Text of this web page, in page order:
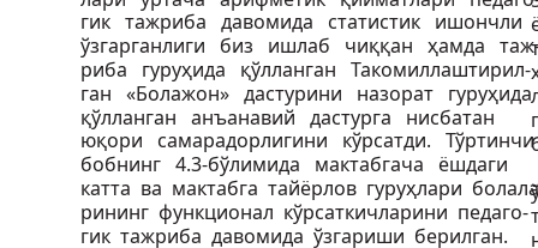
гик тажриба давомида статистик ишончли
ўзгарганлиги биз ишлаб чиққан ҳамда
риба гуруҳида қўлланган Такомиллаштирил-
ган «Болажон» дастурини назорат
қўлланган анъанавий дастурга нисбатан
юқори самарадорлигини кўрсатди.
бобнинг 4.3-бўлимида мактабгача ёшдаги
катта ва мактабга тайёрлов гуруҳлари
рининг функционал кўрсаткичларини педаго-
гик тажриба давомида ўзгариши берилган.